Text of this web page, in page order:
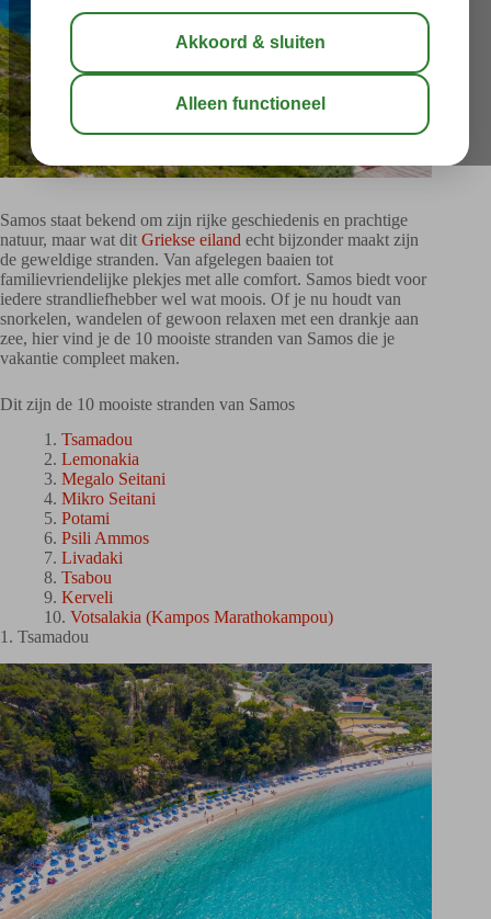
Samos staat bekend om zijn rijke geschiedenis en prachtige
natuur, maar wat dit Griekse eiland echt bijzonder maakt zijn
de geweldige stranden. Van afgelegen baaien tot
familievriendelijke plekjes met alle comfort. Samos biedt voor
iedere strandliefhebber wel wat moois. Of je nu houdt van
snorkelen, wandelen of gewoon relaxen met een drankje aan
zee, hier vind je de 10 mooiste stranden van Samos die je
vakantie compleet maken.
Dit zijn de 10 mooiste stranden van Samos
Tsamadou
Lemonakia
Megalo Seitani
Mikro Seitani
Potami
Psili Ammos
Livadaki
Tsabou
Kerveli
Votsalakia (Kampos Marathokampou)
1. Tsamadou